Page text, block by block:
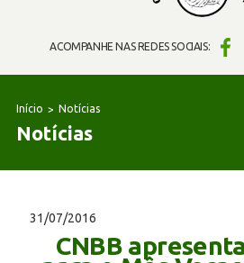
ACOMPANHE NAS REDES SOCIAIS:
Início Notícias
Notícias
31/07/2016
CNBB